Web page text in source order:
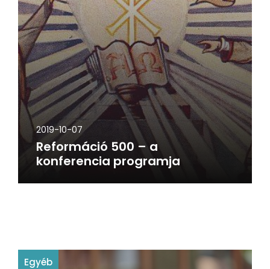
2019-10-07
Reformáció 500 – a
konferencia programja
Egyéb